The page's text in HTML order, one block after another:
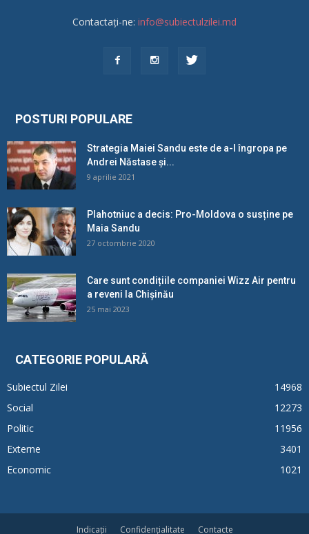
Contactați-ne: info@subiectulzilei.md
POSTURI POPULARE
Strategia Maiei Sandu este de a-l îngropa pe
Andrei Năstase și...
9 aprilie 2021
Plahotniuc a decis: Pro-Moldova o susține pe
Maia Sandu
27 octombrie 2020
Care sunt condițiile companiei Wizz Air pentru
a reveni la Chișinău
25 mai 2023
CATEGORIE POPULARĂ
Subiectul Zilei
14968
Social
12273
Politic
11956
Externe
3401
Economic
1021
Indicații Confidențialitate Contacte